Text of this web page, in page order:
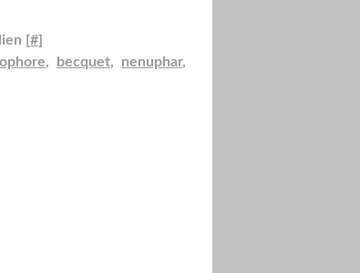
[#]
, becquet, nenuphar,